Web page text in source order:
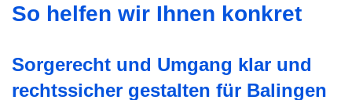
So helfen wir Ihnen konkret
Sorgerecht und Umgang klar und
rechtssicher gestalten für Balingen